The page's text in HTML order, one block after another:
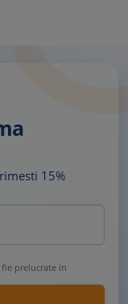
15%
prelucrate in